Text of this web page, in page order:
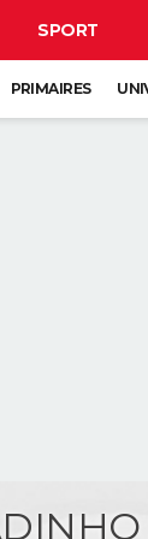
SPORT
PRIMAIRES